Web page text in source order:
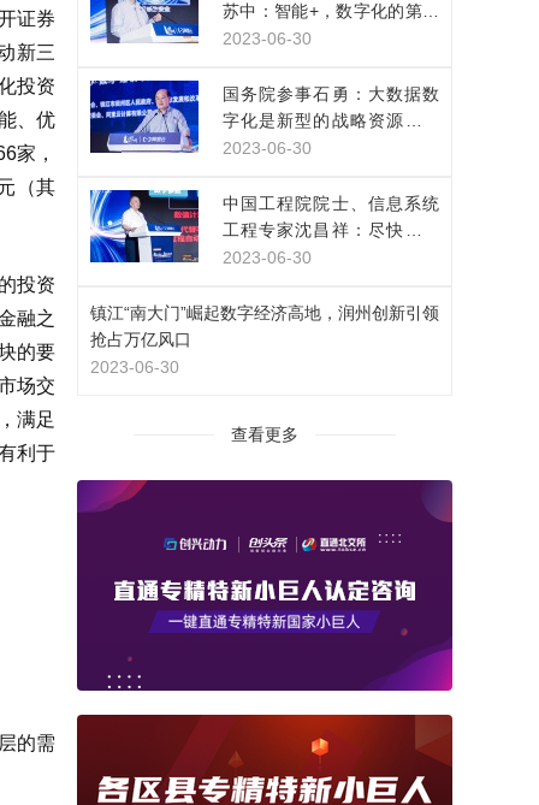
证券
新三
投资
、优
家，
（其
投资
融之
的要
场交
满足
利于
的需
苏中：智能+，数字化的第三
次浪潮已经来临
2023-06-30
国务院参事石勇：大数据数
字化是新型的战略资源，正
改变人类生产生活方式
2023-06-30
中国工程院院士、信息系统
工程专家沈昌祥：尽快构建
网络安全主动免疫保障体系
2023-06-30
镇江“南大门”崛起数字经济高地，润州创新引领
抢占万亿风口
2023-06-30
查看更多